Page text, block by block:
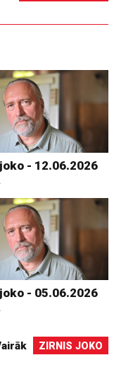
- 12.06.2026
- 05.06.2026
ZIRNIS JOKO